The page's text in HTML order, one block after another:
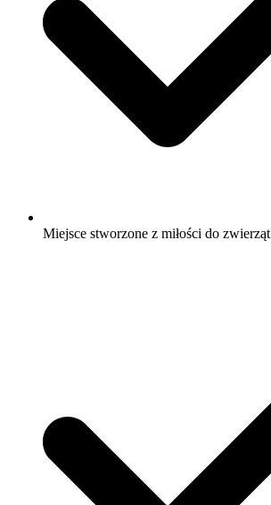
Miejsce stworzone z miłości do zwierząt